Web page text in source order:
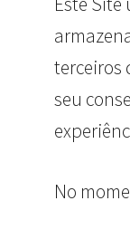
terceiros
seu
No